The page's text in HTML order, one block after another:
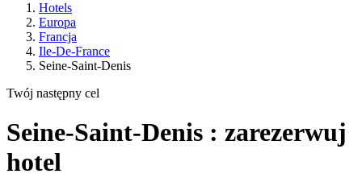
Hotels
Europa
Francja
Ile-De-France
Seine-Saint-Denis
Twój następny cel
Seine-Saint-Denis : zarezerwuj
hotel